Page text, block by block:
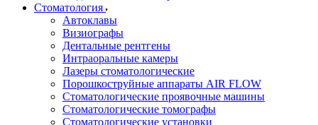
Стоматология
Автоклавы
Визиографы
Дентальные рентгены
Интраоральные камеры
Лазеры стоматологические
Порошкоструйные аппараты AIR FLOW
Стоматологические проявочные машины
Стоматологические томографы
Стоматологические установки